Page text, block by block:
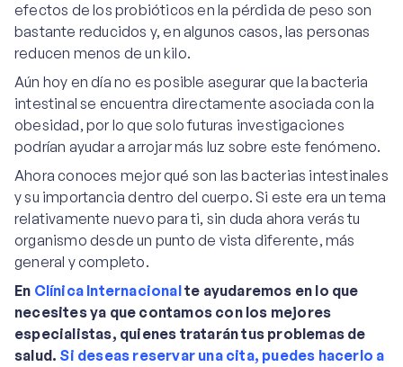
efectos de los probióticos en la pérdida de peso son
bastante reducidos y, en algunos casos, las personas
reducen menos de un kilo.
Aún hoy en día no es posible asegurar que la bacteria
intestinal se encuentra directamente asociada con la
obesidad, por lo que solo futuras investigaciones
podrían ayudar a arrojar más luz sobre este fenómeno.
Ahora conoces mejor qué son las bacterias intestinales
y su importancia dentro del cuerpo. Si este era un tema
relativamente nuevo para ti, sin duda ahora verás tu
organismo desde un punto de vista diferente, más
general y completo.
En Clínica Internacionalte ayudaremos en lo que
necesites ya que contamos con los mejores
especialistas, quienes tratarán tus problemas de
salud. Si deseas reservar una cita, puedes hacerlo a